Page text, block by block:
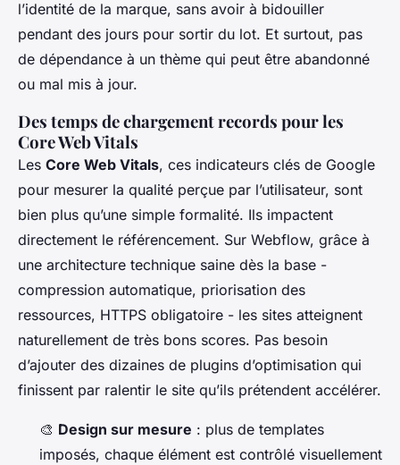
l’identité de la marque, sans avoir à bidouiller
pendant des jours pour sortir du lot. Et surtout, pas
de dépendance à un thème qui peut être abandonné
ou mal mis à jour.
Des temps de chargement records pour les
Core Web Vitals
Les Core Web Vitals, ces indicateurs clés de Google
pour mesurer la qualité perçue par l’utilisateur, sont
bien plus qu’une simple formalité. Ils impactent
directement le référencement. Sur Webflow, grâce à
une architecture technique saine dès la base -
compression automatique, priorisation des
ressources, HTTPS obligatoire - les sites atteignent
naturellement de très bons scores. Pas besoin
d’ajouter des dizaines de plugins d’optimisation qui
finissent par ralentir le site qu’ils prétendent accélérer.
🎨 Design sur mesure : plus de templates
imposés, chaque élément est contrôlé visuellement